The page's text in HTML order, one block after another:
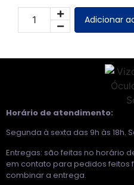
Adicionar
Horário de atendimento:
Segunda à sexta das 9h às 18h.
Entregas: são feitas no horário
em contato para pedidos feitos
combinar a entrega.